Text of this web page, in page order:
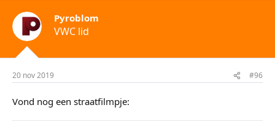
Pyroblom
VWC lid
20 nov 2019 #96
Vond nog een straatfilmpje: